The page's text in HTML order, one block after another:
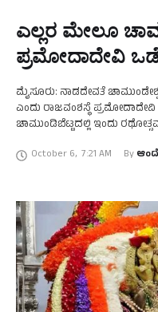
ಎಲ್ಲರ ಮೇಲೂ
ಪ್ರಮೋದಾದೇವಿ
ಮೈಸೂರು: ನಾಡದೇವತೆ
ಎಂದು ರಾಜವಂಶಸ್ಥೆ
ಚಾಮುಂಡಿಬೆಟ್ಟದಲ್ಲಿ ಇಂದು
ರಥೋತ್ಸವ ಮುಗಿದ …
October 6, 7:21 AM By